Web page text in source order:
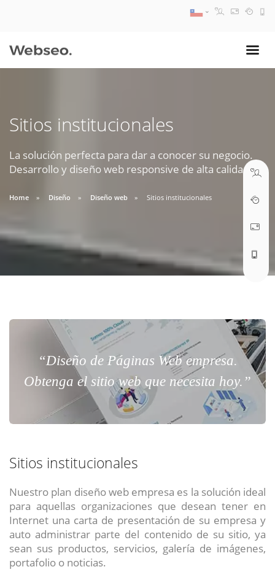
Sitios institucionales
La solución perfecta para dar a conocer su negocio.
Desarrollo y diseño web responsive de alta calidad.
Home Diseño Diseño web Sitios institucionales
“Diseño de Páginas Web empresa.
Obtenga el sitio web que necesita hoy.”
Sitios institucionales
Nuestro plan diseño web empresa es la solución ideal
para aquellas organizaciones que desean tener en
Internet una carta de presentación de su empresa y
auto administrar parte del contenido de su sitio, ya
sean sus productos, servicios, galería de imágenes,
portafolio o noticias.
09:30 AM A 18:30 PM
soporte@webseo.cl